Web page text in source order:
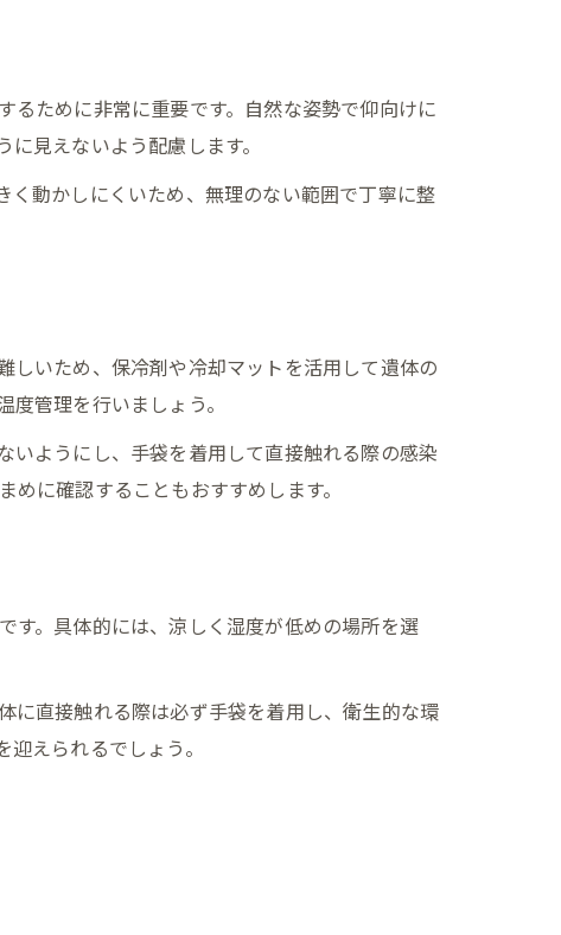
ために非常に重要です。自然な姿勢で仰向けに
見えないよう配慮します。
く動かしにくいため、無理のない範囲で丁寧に整
しいため、保冷剤や冷却マットを活用して遺体の
管理を行いましょう。
ようにし、手袋を着用して直接触れる際の感染
に確認することもおすすめします。
す。具体的には、涼しく湿度が低めの場所を選
に直接触れる際は必ず手袋を着用し、衛生的な環
えられるでしょう。